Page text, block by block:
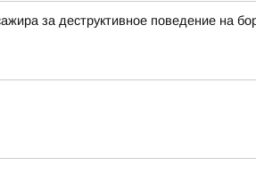
за деструктивное поведение на